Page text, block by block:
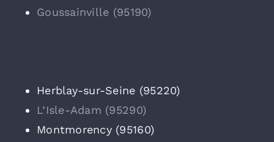
Goussainville (95190)
Herblay-sur-Seine (95220)
L’Isle-Adam (95290)
Montmorency (95160)